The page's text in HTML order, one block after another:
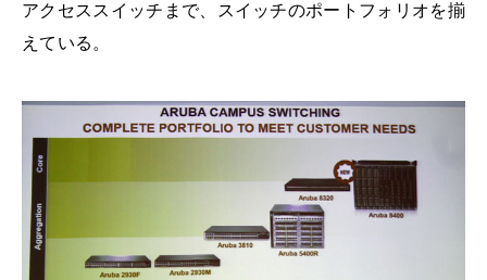
アクセススイッチまで、スイッチのポートフォリオを揃
えている。